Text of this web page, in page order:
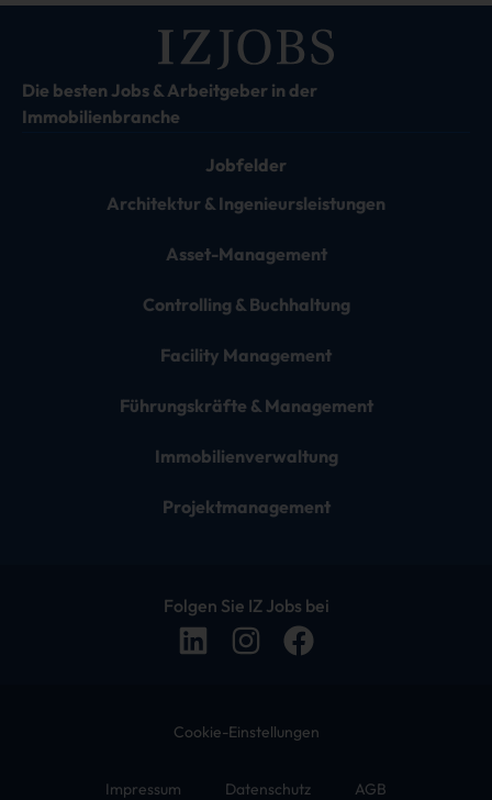
Die besten Jobs & Arbeitgeber in der
Immobilienbranche
Jobfelder
Architektur & Ingenieursleistungen
Asset-Management
Controlling & Buchhaltung
Facility Management
Führungskräfte & Management
Immobilienverwaltung
Projektmanagement
Folgen Sie IZ Jobs bei
Cookie-Einstellungen
Impressum Datenschutz AGB